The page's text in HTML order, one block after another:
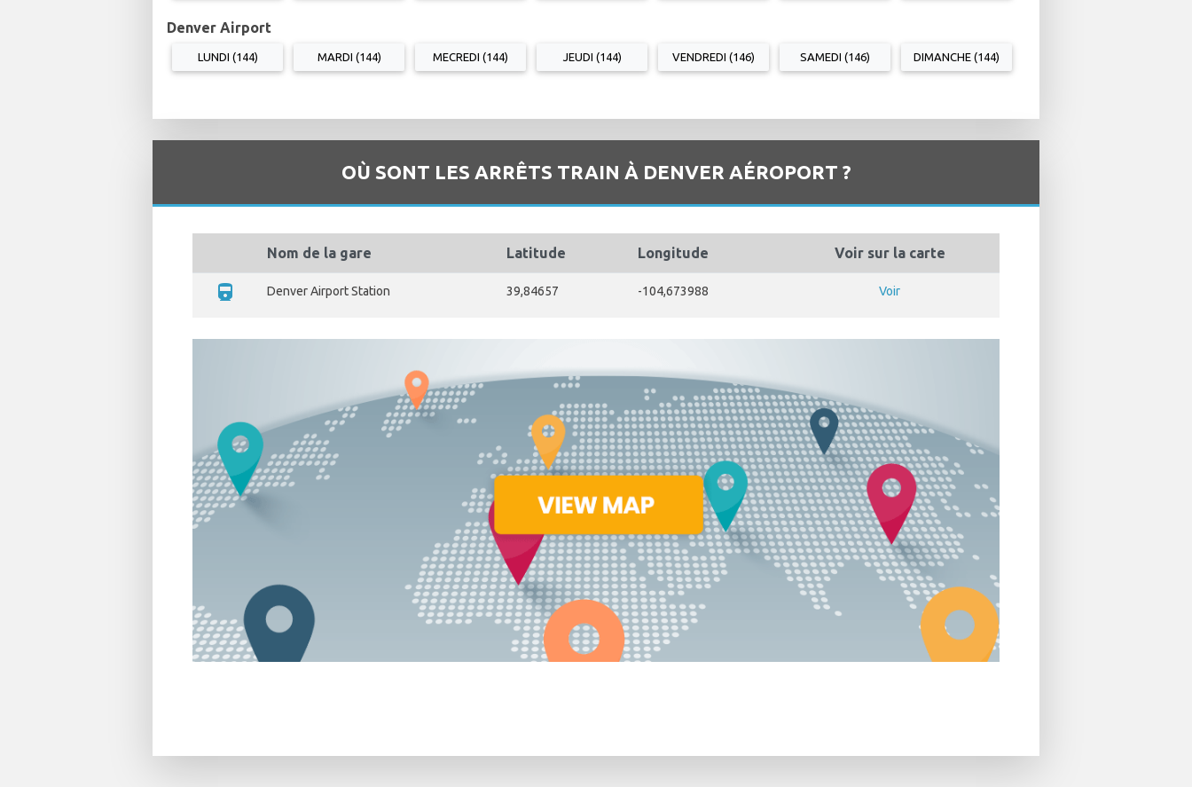
Denver Airport
LUNDI (144) MARDI (144) MECREDI (144) JEUDI (144) VENDREDI (146) SAMEDI (146) DIMANCHE (144)
OÙ SONT LES ARRÊTS TRAIN À DENVER AÉROPORT ?
Nom de la gare Latitude Longitude Voir sur la carte
directions_train Denver Airport Station 39,84657 -104,673988 Voir